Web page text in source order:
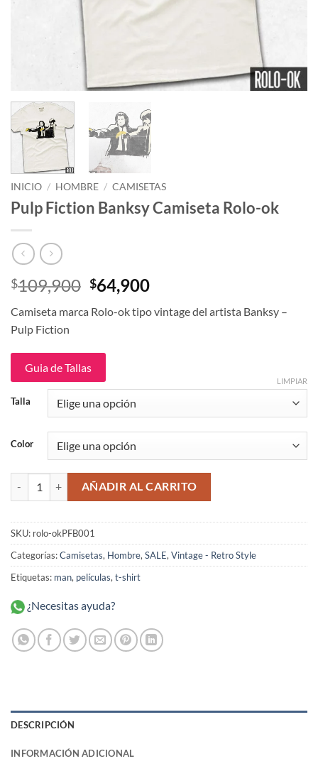
INICIO / HOMBRE / CAMISETAS
Pulp Fiction Banksy Camiseta Rolo-ok
$109,900 El
precio
original
$109,900.
$64,900El
actual
Camiseta marca Rolo-ok tipo vintage del artista Banksy –
Pulp Fiction
Guia de Tallas
Talla
Color
LIMPIAR
Pulp Fiction Banksy Camiseta Rolo-ok cantidad
AÑADIR AL CARRITO
SKU: rolo-okPFB001
Categorías:Camisetas, Hombre, SALE, Vintage - Retro Style
Etiquetas: man, películas, t-shirt
¿Necesitas ayuda?
DESCRIPCIÓN
INFORMACIÓN ADICIONAL